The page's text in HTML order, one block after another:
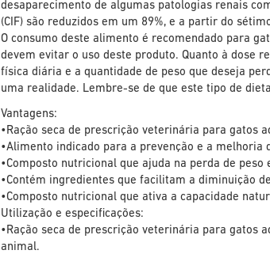
desaparecimento de algumas patologias renais
(CIF) são reduzidos em um 89%, e a partir do
O consumo deste alimento é recomendado para
devem evitar o uso deste produto. Quanto à dose
física diária e a quantidade de peso que deseja
uma realidade. Lembre-se de que este tipo de
Vantagens:
•Ração seca de prescrição veterinária para gatos
•Alimento indicado para a prevenção e a melhoria
•Composto nutricional que ajuda na perda de peso
•Contém ingredientes que facilitam a diminuição
•Composto nutricional que ativa a capacidade
Utilização e especificações:
•Ração seca de prescrição veterinária para gatos
animal.